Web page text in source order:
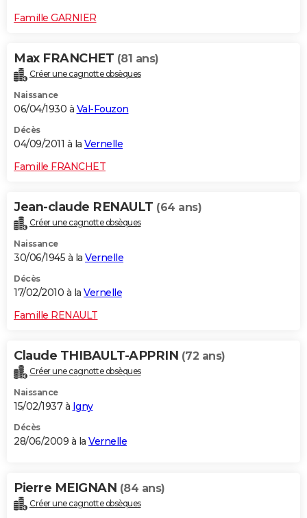
Famille GARNIER
Max FRANCHET (81 ans)
Créer une cagnotte obsèques
Naissance
06/04/1930 à Val-Fouzon
Décès
04/09/2011 à la Vernelle
Famille FRANCHET
Jean-claude RENAULT (64 ans)
Créer une cagnotte obsèques
Naissance
30/06/1945 à la Vernelle
Décès
17/02/2010 à la Vernelle
Famille RENAULT
Claude THIBAULT-APPRIN (72 ans)
Créer une cagnotte obsèques
Naissance
15/02/1937 à Igny
Décès
28/06/2009 à la Vernelle
Pierre MEIGNAN (84 ans)
Créer une cagnotte obsèques